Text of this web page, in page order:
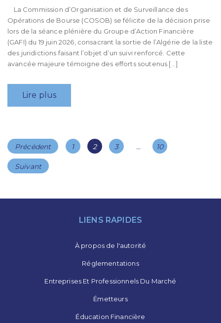
La Commission d’Organisation et de Surveillance des
Opérations de Bourse (COSOB) se félicite de la décision prise
lors de la séance plénière du Groupe d’Action Financière
(GAFI) du 19 juin 2026, consacrant la sortie de l’Algérie de la liste
des juridictions faisant l’objet d’un suivi renforcé. Cette
avancée majeure témoigne des efforts soutenus […]
Lire plus
Navigation
des
articles
Précédent Page
1 Page
2 Page
3 … Page
10
Suivant
LIENS RAPIDES
À propos de l'autorité
Réglementations
Entreprises Et Professionnels Du Marché
Émetteurs
Éducation Financière